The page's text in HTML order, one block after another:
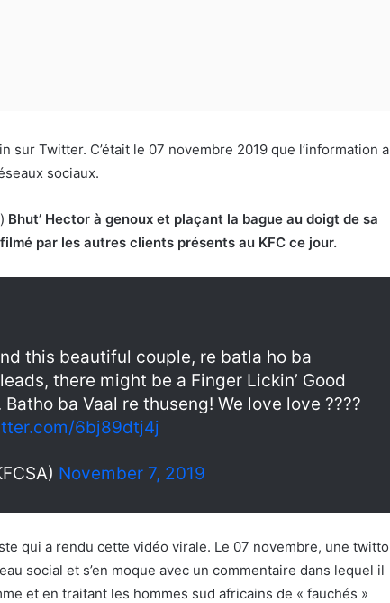
sur Twitter. C’était le 07 novembre 2019 que l’information a
sociaux.
Bhut’ Hector à genoux et plaçant la bague au doigt de sa
par les autres clients présents au KFC ce jour.
this beautiful couple, re batla ho ba
there might be a Finger Lickin’ Good
ba Vaal re thuseng! We love love ????
6bj89dtj4j
November 7, 2019
qui a rendu cette vidéo virale. Le 07 novembre, une twitto
social et s’en moque avec un commentaire dans lequel il
et en traitant les hommes sud africains de « fauchés »